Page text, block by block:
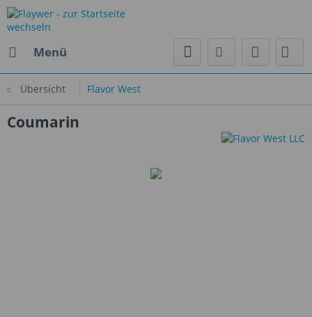
Menü
Übersicht Flavor West
Coumarin